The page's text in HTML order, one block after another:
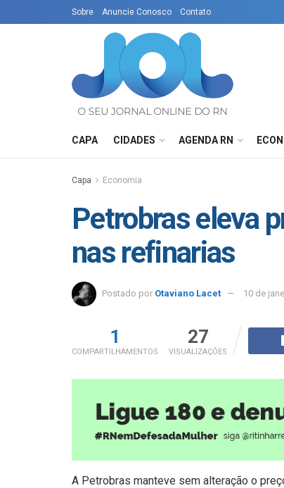
Sobre Anuncie Conosco Contato
CAPA CIDADES AGENDA RN
Capa Economia
Petrobras eleva
nas refinarias
Postado por Otaviano Lacet 10 de
1
COMPARTILHAMENTOS
27
VISUALIZAÇÕES
A Petrobras manteve sem alteração o